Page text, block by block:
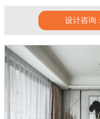
设计咨询